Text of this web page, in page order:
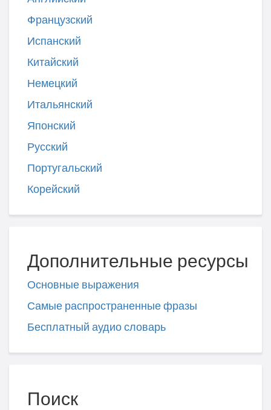
Французский
Испанский
Китайский
Немецкий
Итальянский
Японский
Русский
Португальский
Корейский
Дополнительные ресурсы
Основные выражения
Самые распространенные фразы
Бесплатный аудио словарь
Поиск